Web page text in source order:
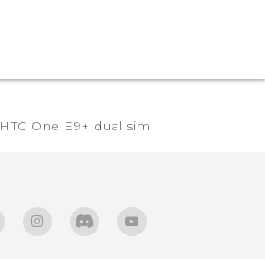
HTC One E9+ dual sim‎